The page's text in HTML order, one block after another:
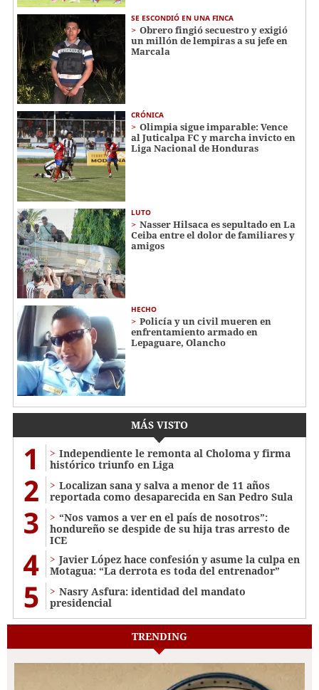
SE ESCONDIÓ EN UNA FINCA
Obrero fingió secuestro y exigió
un millón de lempiras a su jefe en
Marcala
CRÓNICA
Olimpia sigue imparable: Vence
al Juticalpa FC y marcha invicto en
Liga Nacional de Honduras
LUTO
Nasser Hilsaca es sepultado en La
Ceiba entre el dolor de familiares y
amigos
HECHO
Policía y un civil mueren en
enfrentamiento armado en
Lepaguare, Olancho
MÁS VISTO
1
Independiente le remonta al Choloma y firma
histórico triunfo en Liga
2
Localizan sana y salva a menor de 11 años
reportada como desaparecida en San Pedro Sula
3
“Nos vamos a ver en el país de nosotros”:
hondureño se despide de su hija tras arresto de
ICE
4
Javier López hace confesión y asume la culpa en
Motagua: “La derrota es toda del entrenador”
5
Nasry Asfura: identidad del mandato
presidencial
TRENDING